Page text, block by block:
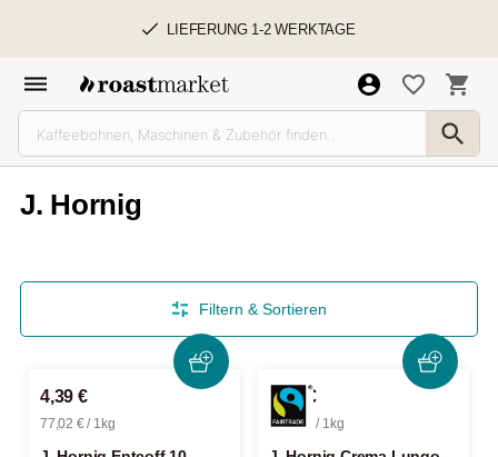
LIEFERUNG 1-2 WERKTAGE
J. Hornig
Filtern & Sortieren
4,39 €
77,02 € / 1kg
4,39 €
77,02 € / 1kg